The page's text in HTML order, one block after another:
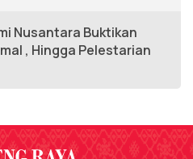
Nusantara Buktikan
, Hingga Pelestarian